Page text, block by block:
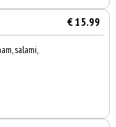
€ 15.99
salami,